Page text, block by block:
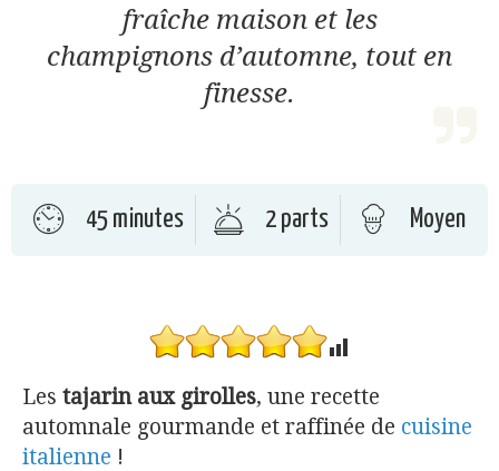
fraîche maison et les
champignons d’automne, tout en
finesse.
45 minutes 2 parts Moyen
Les tajarin aux girolles, une recette
automnale gourmande et raffinée de cuisine
italienne !